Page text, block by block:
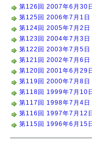
第126回 2007年6月30
第125回 2006年7月1日
第124回 2005年7月2日
第123回 2004年7月3日
第122回 2003年7月5日
第121回 2002年7月6日
第120回 2001年6月29
第119回 2000年7月8日
第118回 1999年7月10
第117回 1998年7月4日
第116回 1997年7月12
第115回 1996年6月15